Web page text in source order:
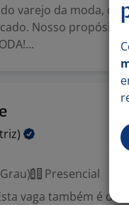
varejo da moda,
Nosso propósito é
Presencial
vaga também é